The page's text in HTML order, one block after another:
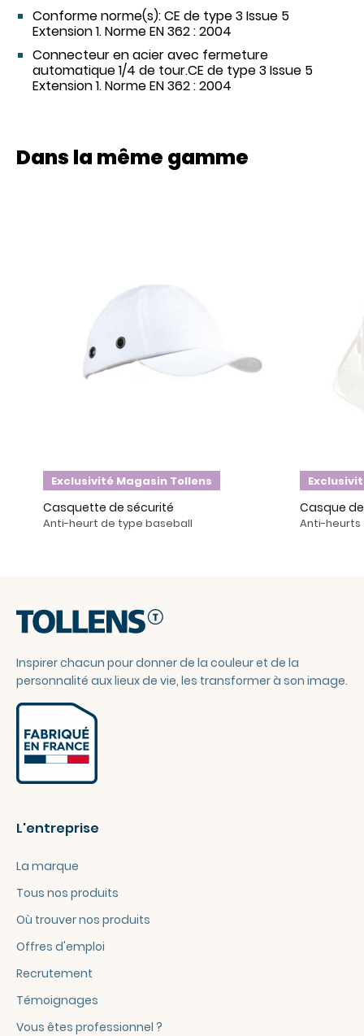
Conforme norme(s):CE de type 3 Issue 5
Extension 1. Norme EN 362 : 2004
Connecteur en acier avec fermeture
automatique 1/4 de tour.CE de type 3 Issue 5
Extension 1. Norme EN 362 : 2004
Dans la même gamme
Exclusivité Magasin Tollens
Casquette de sécurité
Anti-heurt de type baseball
Casque
Anti-heurts
Inspirer chacun pour donner de la couleur et de la
personnalité aux lieux de vie, les transformer à son image.
L'entreprise
La marque
Tous nos produits
Où trouver nos produits
Offres d'emploi
Recrutement
Témoignages
Vous êtes professionnel ?